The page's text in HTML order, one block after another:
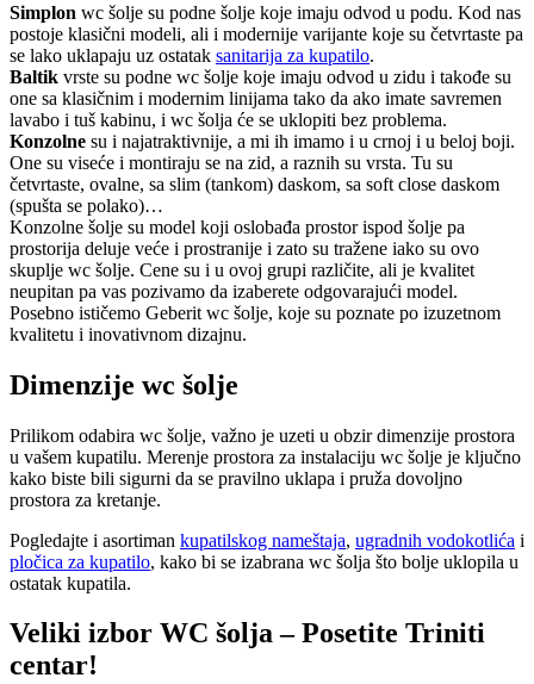
Simplon wc šolje su podne šolje koje imaju odvod u podu. Kod nas
postoje klasični modeli, ali i modernije varijante koje su četvrtaste pa
se lako uklapaju uz ostatak sanitarija za kupatilo.
Baltik vrste su podne wc šolje koje imaju odvod u zidu i takođe su
one sa klasičnim i modernim linijama tako da ako imate savremen
lavabo i tuš kabinu, i wc šolja će se uklopiti bez problema.
Konzolne su i najatraktivnije, a mi ih imamo i u crnoj i u beloj boji.
One su viseće i montiraju se na zid, a raznih su vrsta. Tu su
četvrtaste, ovalne, sa slim (tankom) daskom, sa soft close daskom
(spušta se polako)…
Konzolne šolje su model koji oslobađa prostor ispod šolje pa
prostorija deluje veće i prostranije i zato su tražene iako su ovo
skuplje wc šolje. Cene su i u ovoj grupi različite, ali je kvalitet
neupitan pa vas pozivamo da izaberete odgovarajući model.
Posebno ističemo Geberit wc šolje, koje su poznate po izuzetnom
kvalitetu i inovativnom dizajnu.
Dimenzije wc šolje
Prilikom odabira wc šolje, važno je uzeti u obzir dimenzije prostora
u vašem kupatilu. Merenje prostora za instalaciju wc šolje je ključno
kako biste bili sigurni da se pravilno uklapa i pruža dovoljno
prostora za kretanje.
Pogledajte i asortiman kupatilskog nameštaja, ugradnih vodokotlića i
pločica za kupatilo, kako bi se izabrana wc šolja što bolje uklopila u
ostatak kupatila.
Veliki izbor WC šolja – Posetite Triniti
centar!